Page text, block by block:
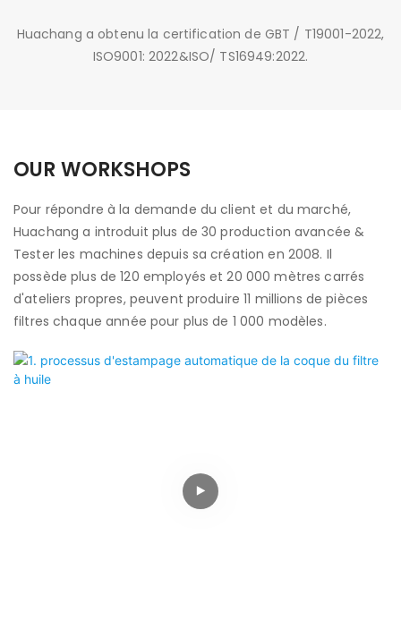
Huachang a obtenu la certification de GBT / T19001-2022,
ISO9001: 2022&ISO/ TS16949:2022.
OUR WORKSHOPS
Pour répondre à la demande du client et du marché,
Huachang a introduit plus de 30 production avancée &
Tester les machines depuis sa création en 2008. Il
possède plus de 120 employés et 20 000 mètres carrés
d'ateliers propres, peuvent produire 11 millions de pièces
filtres chaque année pour plus de 1 000 modèles.